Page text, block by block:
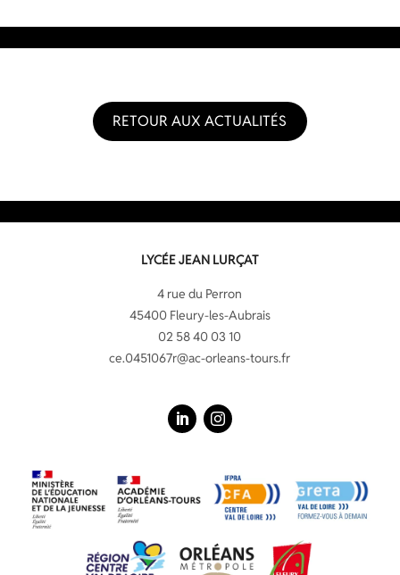
RETOUR AUX ACTUALITÉS
LYCÉE JEAN LURÇAT
4 rue du Perron
45400 Fleury-les-Aubrais
02 58 40 03 10
ce.0451067r@ac-orleans-tours.fr